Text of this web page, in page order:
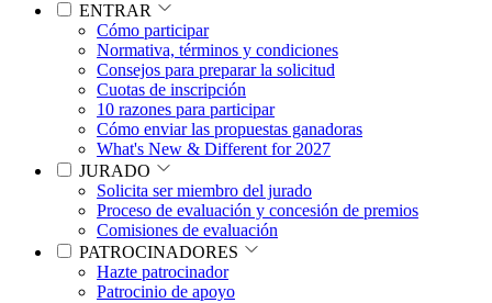
ENTRAR
Cómo participar
Normativa, términos y condiciones
Consejos para preparar la solicitud
Cuotas de inscripción
10 razones para participar
Cómo enviar las propuestas ganadoras
What's New & Different for 2027
JURADO
Solicita ser miembro del jurado
Proceso de evaluación y concesión de premios
Comisiones de evaluación
PATROCINADORES
Hazte patrocinador
Patrocinio de apoyo